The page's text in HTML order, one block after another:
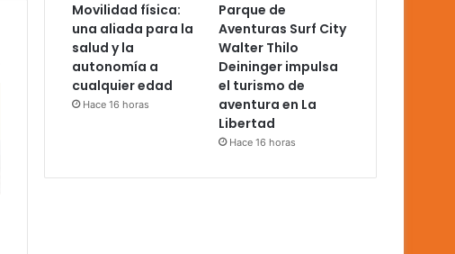
Movilidad física:
una aliada para la
salud y la
autonomía a
cualquier edad
Hace 16 horas
Parque de
Aventuras Surf City
Walter Thilo
Deininger impulsa
el turismo de
aventura en La
Libertad
Hace 16 horas